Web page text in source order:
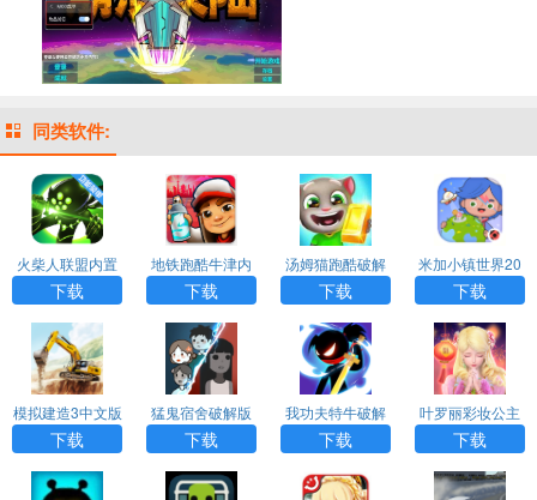
同类软件:
火柴人联盟内置
功能菜单下载
下载
地铁跑酷牛津内
购版内置菜单
下载
汤姆猫跑酷破解
版下载免费
下载
米加小镇世界20
26最新版破解版
无广告
下载
模拟建造3中文版
无限金币无限等
级
下载
猛鬼宿舍破解版
MOD菜单下载
下载
我功夫特牛破解
版下载安装
下载
叶罗丽彩妆公主
无广告无限金币
钻石版最新版
下载